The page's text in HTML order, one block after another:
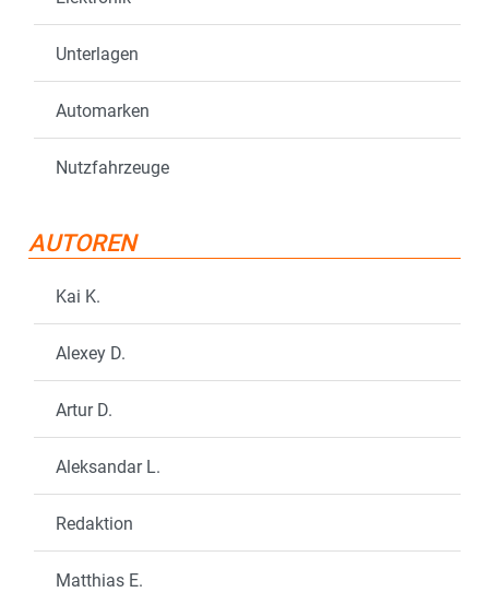
Unterlagen
Automarken
Nutzfahrzeuge
AUTOREN
Kai K.
Alexey D.
Artur D.
Aleksandar L.
Redaktion
Matthias E.